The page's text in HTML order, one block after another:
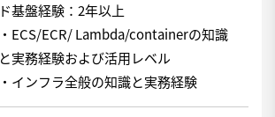
ド基盤経験：2年以上
・ECS/ECR/ Lambda/containerの知識
と実務経験および活用レベル
・インフラ全般の知識と実務経験